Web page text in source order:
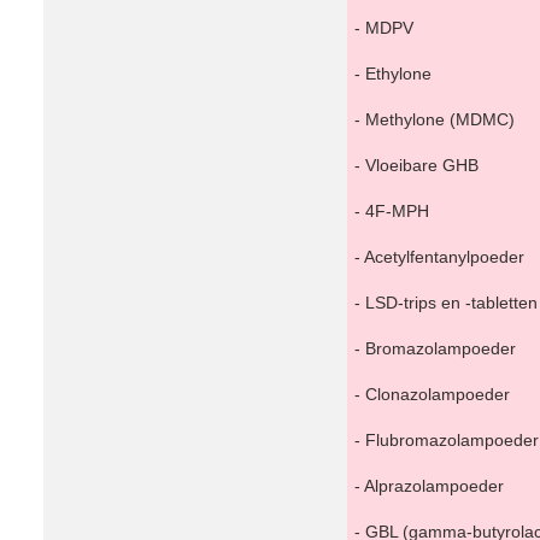
- MDPV
- Ethylone
- Methylone (MDMC)
- Vloeibare GHB
- 4F-MPH
- Acetylfentanylpoeder
- LSD-trips en -tabletten
- Bromazolampoeder
- Clonazolampoeder
- Flubromazolampoeder
- Alprazolampoeder
- GBL (gamma-